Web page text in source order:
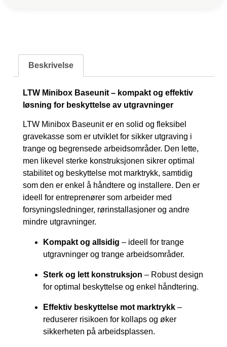
Beskrivelse
LTW Minibox Baseunit – kompakt og effektiv
løsning for beskyttelse av utgravninger
LTW Minibox Baseunit er en solid og fleksibel
gravekasse som er utviklet for sikker utgraving i
trange og begrensede arbeidsområder. Den lette,
men likevel sterke konstruksjonen sikrer optimal
stabilitet og beskyttelse mot marktrykk, samtidig
som den er enkel å håndtere og installere. Den er
ideell for entreprenører som arbeider med
forsyningsledninger, rørinstallasjoner og andre
mindre utgravninger.
Kompakt og allsidig – ideell for trange
utgravninger og trange arbeidsområder.
Sterk og lett konstruksjon – Robust design
for optimal beskyttelse og enkel håndtering.
Effektiv beskyttelse mot marktrykk –
reduserer risikoen for kollaps og øker
sikkerheten på arbeidsplassen.